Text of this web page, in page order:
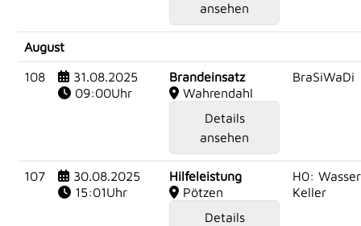
ansehen
August
108
31.08.2025
09:00Uhr
Brandeinsatz
Wahrendahl
Details
ansehen
BraSiWaDi
107
30.08.2025
15:01Uhr
Hilfeleistung
Pötzen
Details
H0:
Keller